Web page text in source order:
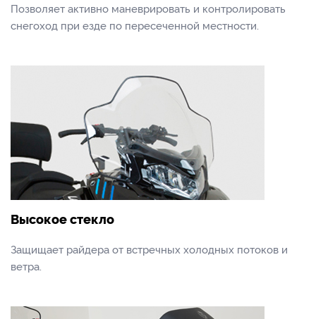
Позволяет активно маневрировать и контролировать
снегоход при езде по пересеченной местности.
Высокое стекло
Защищает райдера от встречных холодных потоков и
ветра.